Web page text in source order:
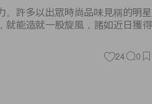
。許多以出眾時尚品味見稱的明星
就能造就一股旋風，諸如近日獲得
24 0